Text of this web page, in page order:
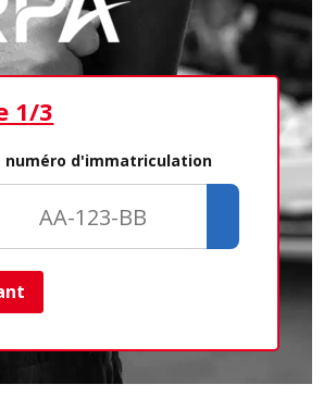
1/3
numéro d'immatriculation